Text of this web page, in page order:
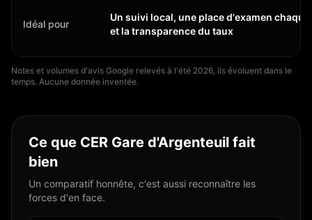
Idéal pour
Un suivi local, une place d'examen
et la transparence du taux
Notes et volumes d'avis Google relevés à l'été 2026, ils évoluent dans le
temps. Aucune donnée inventée.
Ce que CER Gare d'Argenteuil fait
bien
Un comparatif honnête, c'est aussi reconnaître les
forces d'en face.